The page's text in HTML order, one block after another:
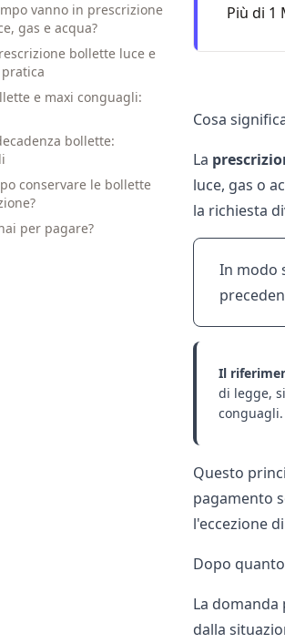
vanno in prescrizione
gas e acqua?
bollette luce e
e maxi conguagli:
bollette:
conservare le bollette
per pagare?
Più di 1
Cosa
La
luce, gas o
la richiesta
In modo
Il
di legge,
conguagli.
Questo
pagamento
l'eccezione
Dopo
La
dalla